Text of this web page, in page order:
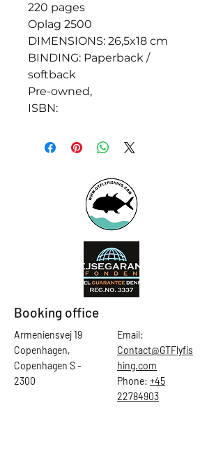
220 pages
Oplag 2500
DIMENSIONS: 26,5x18 cm
BINDING: Paperback /
softback
Pre-owned,
ISBN:
Booking office
Armeniensvej 19
Copenhagen,
Copenhagen S -
2300
Email:
Contact@GTFlyfis
hing.com
Phone: +45
22784903